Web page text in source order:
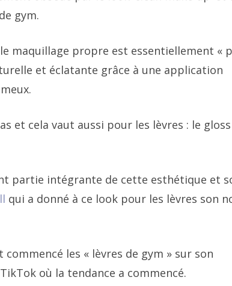
gym.
maquillage propre est essentiellement «
et éclatante grâce à une application
et cela vaut aussi pour les lèvres : le
partie intégrante de cette esthétique et
qui a donné à ce look pour les lèvres son
les « lèvres de gym » sur son
où la tendance a commencé.